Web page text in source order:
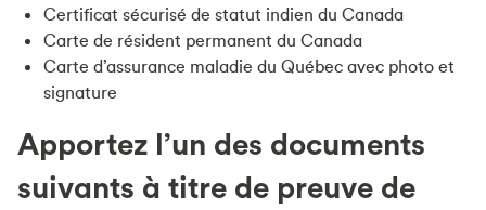
Certificat sécurisé de statut indien du Canada
Carte de résident permanent du Canada
Carte d’assurance maladie du Québec avec photo et
signature
Apportez l’un des documents
suivants à titre de preuve de